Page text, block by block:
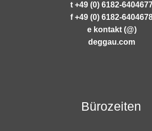
t +49 (0) 6182-
f +49 (0) 6182-
e kontakt (@)
deggau.com
Bürozeiten